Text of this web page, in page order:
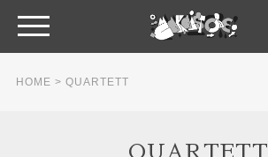
HOME > QUARTETT
QUARTETT